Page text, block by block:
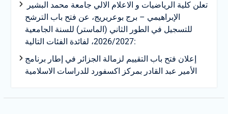
الإبراهيمي – برج بوعريريج، عن فتح باب الترشح
للتسجيل في الطور الثاني (الماستر) للسنة الجامعية
2026/2027، لفائدة الفئات التالية:
إعلان فتح باب التقييم لزمالة الجزائر في إطار برنامج
الأمير عبد القادر بمركز اكسفورد للدراسات الاسلامية